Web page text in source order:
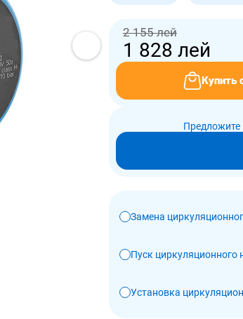
2 155 лей
1 828 лей
Купить
Предложите
Замена
Пуск циркуляционного
Установка